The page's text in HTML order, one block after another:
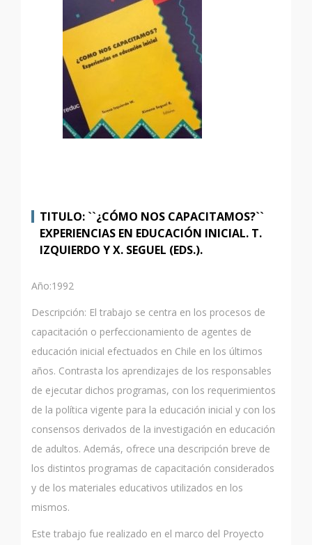
TITULO: ``¿CÓMO NOS CAPACITAMOS?``
EXPERIENCIAS EN EDUCACIÓN INICIAL. T.
IZQUIERDO Y X. SEGUEL (EDS.).
Año:1992
Descripción: El trabajo se centra en los procesos de
capacitación o perfeccionamiento de agentes de
educación inicial efectuados en Chile en los últimos
años. Contrasta los aprendizajes de los responsables
de ejecutar dichos programas, con los requerimientos
de la política vigente para la educación inicial y con los
consensos derivados de la investigación en educación
de adultos. Además, ofrece una descripción breve de
los distintos programas de capacitación considerados
y de los materiales educativos utilizados en los
mismos.
Este trabajo fue realizado en el marco del Proyecto